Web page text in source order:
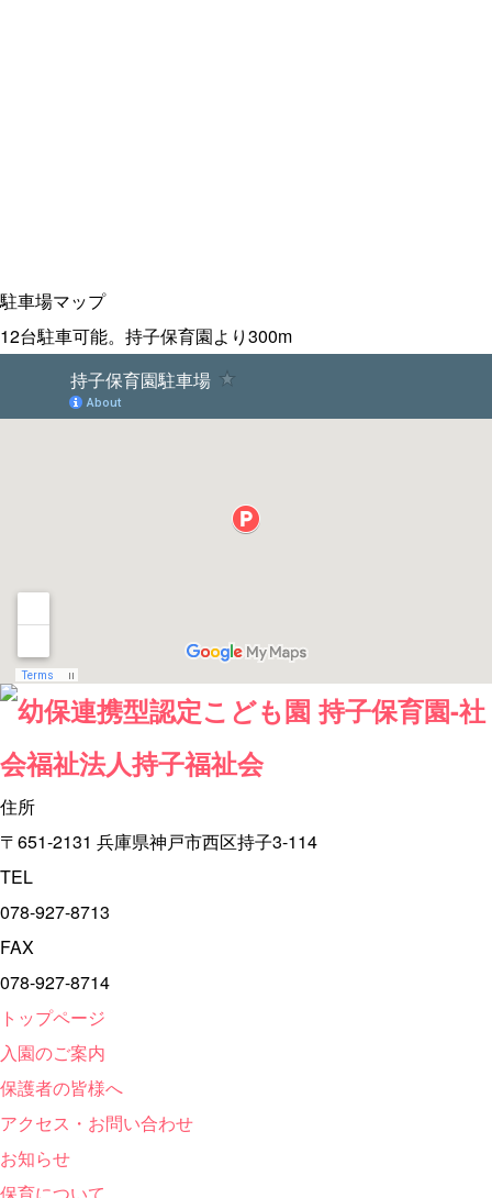
駐車場マップ
12台駐車可能。持子保育園より300m
住所
〒651-2131 兵庫県神戸市西区持子3-114
TEL
078-927-8713
FAX
078-927-8714
トップページ
入園のご案内
保護者の皆様へ
アクセス・お問い合わせ
お知らせ